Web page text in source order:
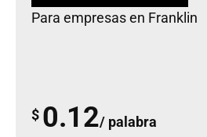
Para empresas en Franklin
$ 0.12/ palabra